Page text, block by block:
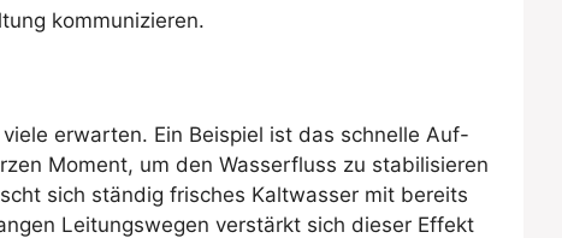
kommunizieren.
erwarten. Ein Beispiel ist das schnelle Auf-
Moment, um den Wasserfluss zu stabilisieren
sich ständig frisches Kaltwasser mit bereits
Leitungswegen verstärkt sich dieser Effekt